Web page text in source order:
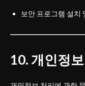
보안 프로그램 설치
10. 개인정